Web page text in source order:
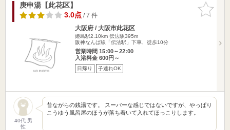
お気に入
りに追加
庚申湯【此花区】
3.0点/ 7 件
大阪府 / 大阪市此花区
姫島駅2.10km 伝法駅395m
阪神なんば線「伝法駅」下車、徒歩10分
営業時間 15:00～22:00
入浴料金 600円～
日帰り 子連れOK
40代 男
性
昔ながらの銭湯です。 スーパーな感じではないですが、やっぱり
こうゆう風呂屋のほうが落ち着いて入れてほっこりします。